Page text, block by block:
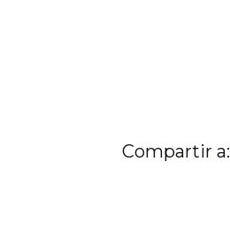
Compartir a: